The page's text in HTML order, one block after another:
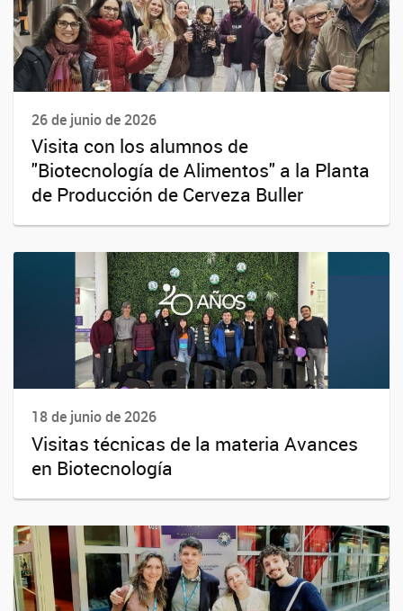
26 de junio de 2026
Visita con los alumnos de
"Biotecnología de Alimentos" a la Planta
de Producción de Cerveza Buller
18 de junio de 2026
Visitas técnicas de la materia Avances
en Biotecnología